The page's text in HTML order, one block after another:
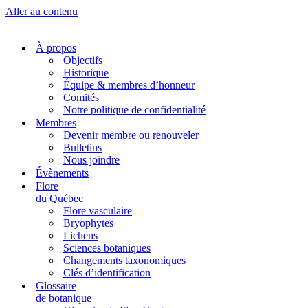
Aller au contenu
À propos
Objectifs
Historique
Équipe & membres d’honneur
Comités
Notre politique de confidentialité
Membres
Devenir membre ou renouveler
Bulletins
Nous joindre
Évènements
Flore
du Québec
Flore vasculaire
Bryophytes
Lichens
Sciences botaniques
Changements taxonomiques
Clés d’identification
Glossaire
de botanique